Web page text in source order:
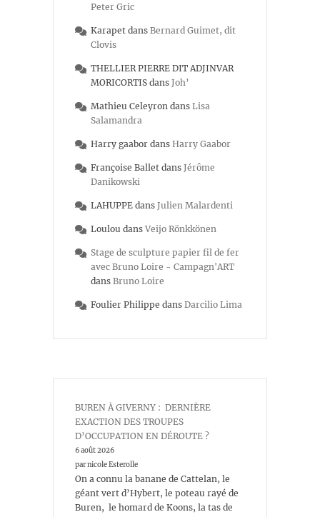
Peter Gric
Karapet dans Bernard Guimet, dit
Clovis
THELLIER PIERRE DIT ADJINVAR
MORICORTIS dans Joh’
Mathieu Celeyron dans Lisa
Salamandra
Harry gaabor dans Harry Gaabor
Françoise Ballet dans Jérôme
Danikowski
LAHUPPE dans Julien Malardenti
Loulou dans Veijo Rönkkönen
Stage de sculpture papier fil de fer
avec Bruno Loire - Campagn'ART
dans Bruno Loire
Foulier Philippe dans Darcilio Lima
BUREN À GIVERNY : DERNIÈRE
EXACTION DES TROUPES
D’OCCUPATION EN DÉROUTE ?
6 août 2026
par nicole Esterolle
On a connu la banane de Cattelan, le
géant vert d’Hybert, le poteau rayé de
Buren, le homard de Koons, la tas de